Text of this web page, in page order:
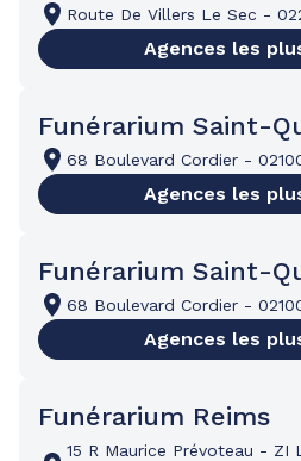
Route De Villers Le Sec -
Agences les
Funérarium Saint-
68 Boulevard Cordier -
Agences les
Funérarium Saint-
68 Boulevard Cordier -
Agences les
Funérarium Reims
15 R Maurice Prévoteau - ZI